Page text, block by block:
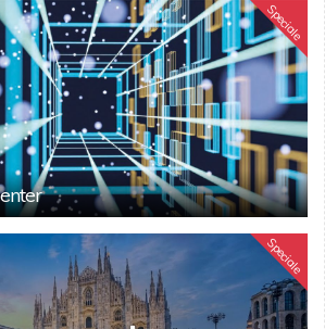
Speciale
Speciale